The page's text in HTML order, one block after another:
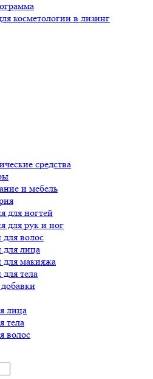
косметологии в лизинг
средства
и мебель
для ногтей
для рук и ног
волос
лица
макияжа
тела
лица
тела
волос